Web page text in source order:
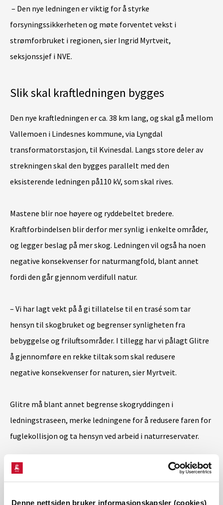
Denne nettsiden bruker informasjonskapsler (cookies)
– Den nye ledningen er viktig for å styrke
forsyningssikkerheten og møte forventet vekst i
strømforbruket i regionen, sier Ingrid Myrtveit,
seksjonssjef i NVE.
Slik skal kraftledningen bygges
Den nye kraftledningen er ca. 38 km lang, og skal gå mellom
Vallemoen i Lindesnes kommune, via Lyngdal
transformatorstasjon, til Kvinesdal. Langs store deler av
strekningen skal den bygges parallelt med den
eksisterende ledningen på110 kV, som skal rives.
Mastene blir noe høyere og ryddebeltet bredere.
Kraftforbindelsen blir derfor mer synlig i enkelte områder,
og legger beslag på mer skog. Ledningen vil også ha noen
negative konsekvenser for naturmangfold, blant annet
fordi den går gjennom verdifull natur.
– Vi har lagt vekt på å gi tillatelse til en trasé som tar
hensyn til skogbruket og begrenser synligheten fra
bebyggelse og friluftsområder. I tillegg har vi pålagt Glitre
å gjennomføre en rekke tiltak som skal redusere
negative konsekvenser for naturen, sier Myrtveit.
Glitre må blant annet begrense skogryddingen i
ledningstraseen, merke ledningene for å redusere faren for
fuglekollisjon og ta hensyn ved arbeid i naturreservater.
Prosessen videre
Glitre Nett skal utarbeide en detaljplan som skal